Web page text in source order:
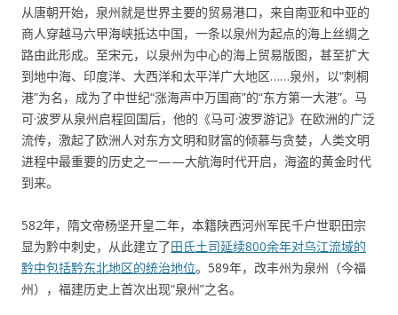
从唐朝开始，泉州就是世界主要的贸易港口，来自南亚和中亚的
商人穿越马六甲海峡抵达中国，一条以泉州为起点的海上丝绸之
路由此形成。至宋元，以泉州为中心的海上贸易版图，甚至扩大
到地中海、印度洋、大西洋和太平洋广大地区……泉州，以“刺桐
港”为名，成为了中世纪“涨海声中万国商”的“东方第一大港”。马
可·波罗从泉州启程回国后，他的《马可·波罗游记》在欧洲的广泛
流传，激起了欧洲人对东方文明和财富的倾慕与贪婪，人类文明
进程中最重要的历史之一——大航海时代开启，海盗的黄金时代
到来。
582年，隋文帝杨坚开皇二年，本籍陕西河州军民千户世职田宗
显为黔中刺史，从此建立了田氏土司延续800余年对乌江流域的
黔中包括黔东北地区的统治地位。589年，改丰州为泉州（今福
州），福建历史上首次出现“泉州”之名。